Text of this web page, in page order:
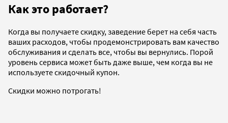
Как это работает?
Когда вы получаете скидку, заведение берет на себя часть
ваших расходов, чтобы продемонстрировать вам качество
обслуживания и сделать все, чтобы вы вернулись. Порой
уровень сервиса может быть даже выше, чем когда вы не
используете скидочный купон.
Скидки можно потрогать!